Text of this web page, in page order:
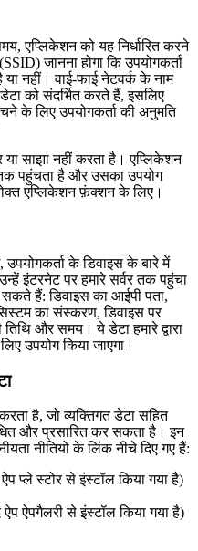
एप्लिकेशन को यह निर्धारित करने
जानना होगा कि उपयोगकर्ता
नहीं। वाई-फाई नेटवर्क के नाम
को संदर्भित करते हैं, इसलिए
के लिए उपयोगकर्ता की अनुमति
या साझा नहीं करता है। एप्लिकेशन
पहुंचता है और उसका उपयोग
एप्लिकेशन फ़ंक्शन के लिए।
के डिवाइस के बारे में
इंटरनेट पर हमारे सर्वर तक पहुंचा
हैं: डिवाइस का आईपी पता,
का संस्करण, डिवाइस पर
और समय। ये डेटा हमारे द्वारा
उपयोग किया जाएगा।
है, जो व्यक्तिगत डेटा सहित
और प्रसारित कर सकता है। इन
नीतियों के लिंक नीचे दिए गए हैं:
प्ले स्टोर से इंस्टॉल किया गया है)
ऐप ऐपगैलरी से इंस्टॉल किया गया है)